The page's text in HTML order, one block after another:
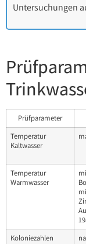
Untersuchungen
Prüfparameter
Temperatur
Kaltwasser
Temperatur
Warmwasser
Koloniezahlen